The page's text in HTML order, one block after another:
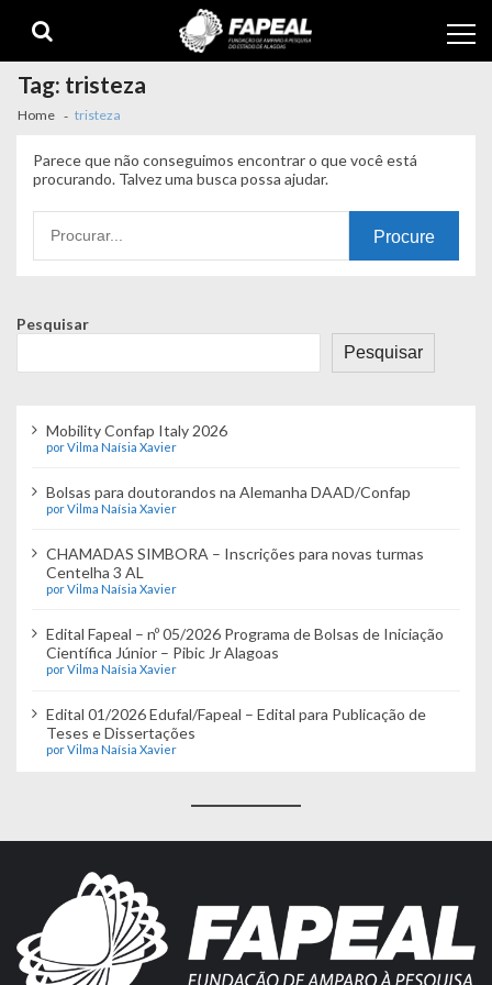
navigation
content
Tag: tristeza
Home tristeza
Parece que não conseguimos encontrar o que você está
procurando. Talvez uma busca possa ajudar.
por:
Pesquisar
Pesquisar
Mobility Confap Italy 2026
por Vilma Naísia Xavier
Bolsas para doutorandos na Alemanha DAAD/Confap
por Vilma Naísia Xavier
CHAMADAS SIMBORA – Inscrições para novas turmas
Centelha 3 AL
por Vilma Naísia Xavier
Edital Fapeal – nº 05/2026 Programa de Bolsas de Iniciação
Científica Júnior – Pibic Jr Alagoas
por Vilma Naísia Xavier
Edital 01/2026 Edufal/Fapeal – Edital para Publicação de
Teses e Dissertações
por Vilma Naísia Xavier